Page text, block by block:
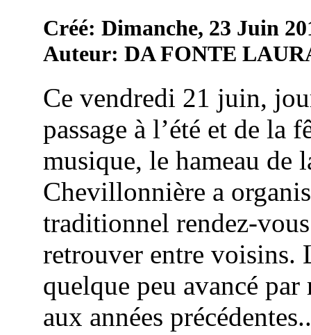
Créé: Dimanche, 23 Juin
Auteur: DA FONTE
Ce vendredi 21 juin,
passage à l’été et de la
musique, le hameau de
Chevillonnière a
traditionnel rendez-
retrouver entre voisins.
quelque peu avancé par
aux années